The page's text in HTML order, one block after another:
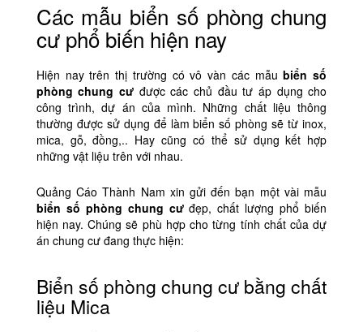
Các mẫu biển số phòng chung
cư phổ biến hiện nay
Hiện nay trên thị trường có vô vàn các mẫubiển số
phòng chung cư được các chủ đầu tư áp dụng cho
công trình, dự án của mình. Những chất liệu thông
thường được sử dụng để làm biển số phòng sẽ từ inox,
mica, gỗ, đồng,.. Hay cũng có thể sử dụng kết hợp
những vật liệu trên với nhau.
Quảng Cáo Thành Nam xin gửi đến bạn một vài mẫu
biển số phòng chung cưđẹp, chất lượng phổ biến
hiện nay. Chúng sẽ phù hợp cho từng tính chất của dự
án chung cư đang thực hiện:
Biển số phòng chung cư bằng chất
liệu Mica